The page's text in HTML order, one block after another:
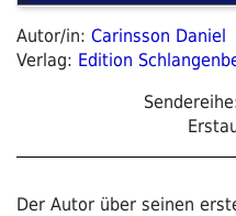
Autor/in: Carinsson Daniel
Verlag: Edition
Der Autor über seinen